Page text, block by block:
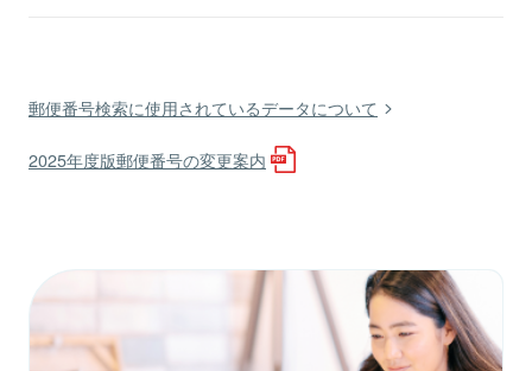
郵便番号検索に使用されているデータについて
2025年度版郵便番号の変更案内